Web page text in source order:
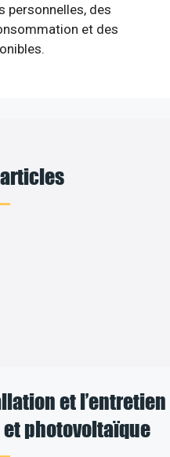
personnelles, des
et des
et l’entretien
photovoltaïque